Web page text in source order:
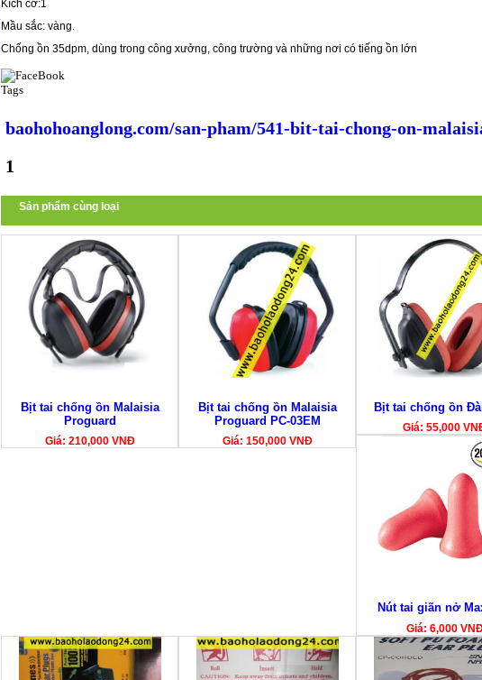
Kích cỡ:1
Mầu sắc: vàng.
Chống ồn 35dpm, dùng trong công xưởng, công trường và những nơi có tiếng ồn lớn
Tags
baohohoanglong.com/san-pham/541-bit-tai-chong-on-
1
Sản phẩm cùng loại
Bịt tai chống ồn Malaisia
Proguard
Giá: 210,000 VNĐ
Bịt tai chống ồn Malaisia
Proguard PC-03EM
Giá: 150,000 VNĐ
Bịt tai chống ồn
Giá: 55,000
Nút tai giãn nở
Giá: 6,000